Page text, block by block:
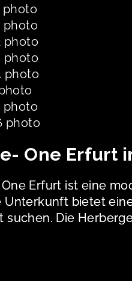
One Erfurt
Erfurt ist eine
Unterkunft bietet
suchen. Die